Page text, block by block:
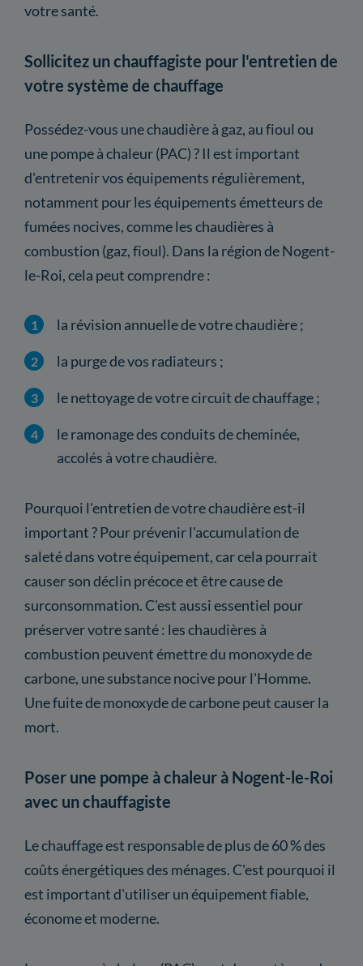
votre santé.
Sollicitez un chauffagiste pour l'entretien de
votre système de chauffage
Possédez-vous une chaudière à gaz, au fioul ou
une pompe à chaleur (PAC) ? Il est important
d'entretenir vos équipements régulièrement,
notamment pour les équipements émetteurs de
fumées nocives, comme les chaudières à
combustion (gaz, fioul). Dans la région de Nogent-
le-Roi, cela peut comprendre :
la révision annuelle de votre chaudière ;
la purge de vos radiateurs ;
le nettoyage de votre circuit de chauffage ;
le ramonage des conduits de cheminée,
accolés à votre chaudière.
Pourquoi l'entretien de votre chaudière est-il
important ? Pour prévenir l'accumulation de
saleté dans votre équipement, car cela pourrait
causer son déclin précoce et être cause de
surconsommation. C'est aussi essentiel pour
préserver votre santé : les chaudières à
combustion peuvent émettre du monoxyde de
carbone, une substance nocive pour l'Homme.
Une fuite de monoxyde de carbone peut causer la
mort.
Poser une pompe à chaleur à Nogent-le-Roi
avec un chauffagiste
Le chauffage est responsable de plus de 60 % des
coûts énergétiques des ménages. C'est pourquoi il
est important d'utiliser un équipement fiable,
économe et moderne.